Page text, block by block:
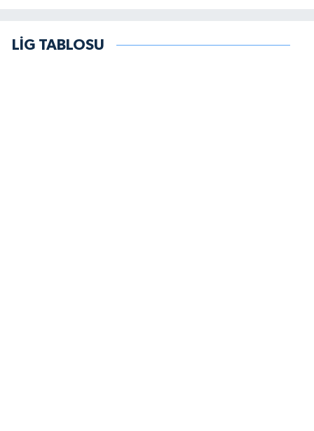
LİG TABLOSU